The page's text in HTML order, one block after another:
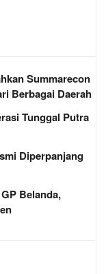
Summarecon
Berbagai Daerah
Tunggal Putra
Diperpanjang
Belanda,